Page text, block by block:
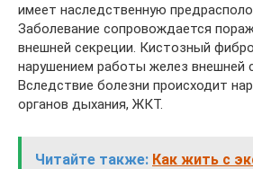
имеет наследственную
Заболевание сопровождается
внешней секреции. Кистозный
нарушением работы желез внешней
Вследствие болезни происходит
органов дыхания, ЖКТ.
Читайте также: Как жить с